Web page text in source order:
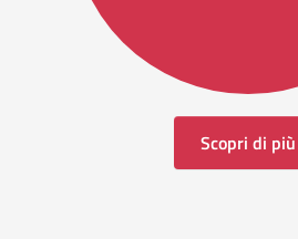
Scopri di più